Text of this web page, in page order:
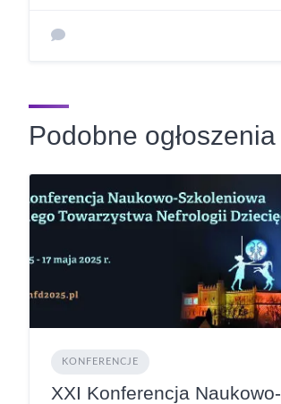
Podobne ogłoszenia
KONFERENCJE
XXI Konferencja Naukowo-